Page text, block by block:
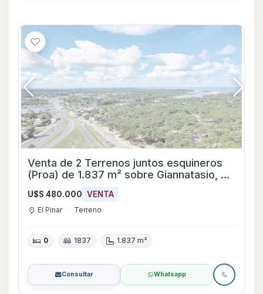
Venta de 2 Terrenos juntos esquineros
(Proa) de 1.837 m² sobre Giannatasio, en
U$S 480.000 VENTA
El Pinar Terreno
0 1837 1.837 m²
Consultar Whatsapp